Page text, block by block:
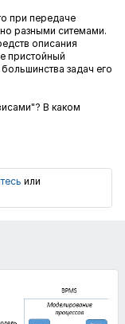
при передаче
разными ситемами.
описания
пристойный
задач его
В каком
или